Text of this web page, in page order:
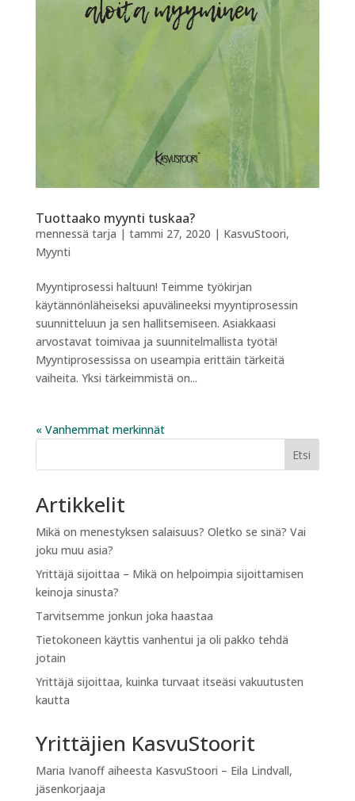
Tuottaako myynti tuskaa?
mennessä tarja | tammi 27, 2020 | KasvuStoori,
Myynti
Myyntiprosessi haltuun! Teimme työkirjan
käytännönläheiseksi apuvälineeksi myyntiprosessin
suunnitteluun ja sen hallitsemiseen. Asiakkaasi
arvostavat toimivaa ja suunnitelmallista työtä!
Myyntiprosessissa on useampia erittäin tärkeitä
vaiheita. Yksi tärkeimmistä on...
« Vanhemmat merkinnät
Etsi
Artikkelit
Mikä on menestyksen salaisuus? Oletko se sinä? Vai
joku muu asia?
Yrittäjä sijoittaa – Mikä on helpoimpia sijoittamisen
keinoja sinusta?
Tarvitsemme jonkun joka haastaa
Tietokoneen käyttis vanhentui ja oli pakko tehdä
jotain
Yrittäjä sijoittaa, kuinka turvaat itseäsi vakuutusten
kautta
Yrittäjien KasvuStoorit
Maria Ivanoffaiheesta KasvuStoori – Eila Lindvall,
jäsenkorjaaja